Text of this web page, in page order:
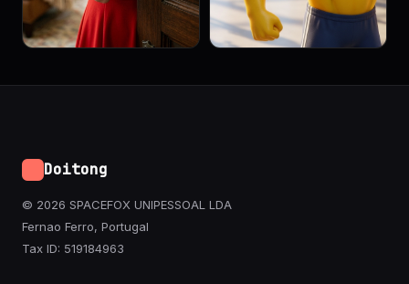
Doitong
© 2026 SPACEFOX UNIPESSOAL LDA
Fernao Ferro, Portugal
Tax ID: 519184963